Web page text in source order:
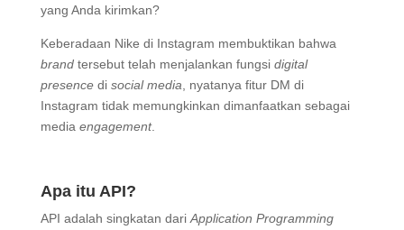
yang Anda kirimkan?
Keberadaan Nike di Instagram membuktikan bahwa
brandtersebut telah menjalankan fungsi digital
presencedi social media , nyatanya fitur DM di
Instagram tidak memungkinkan dimanfaatkan sebagai
media engagement.
Apa itu API?
API adalah singkatan dari Application Programming